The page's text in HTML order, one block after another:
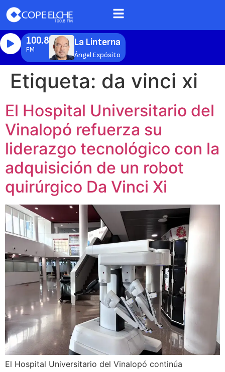
100.8
FM
La Linterna
Ángel Expósito
Etiqueta: da vinci xi
El Hospital Universitario del
Vinalopó refuerza su
liderazgo tecnológico con la
adquisición de un robot
quirúrgico Da Vinci Xi
El Hospital Universitario del Vinalopó continúa